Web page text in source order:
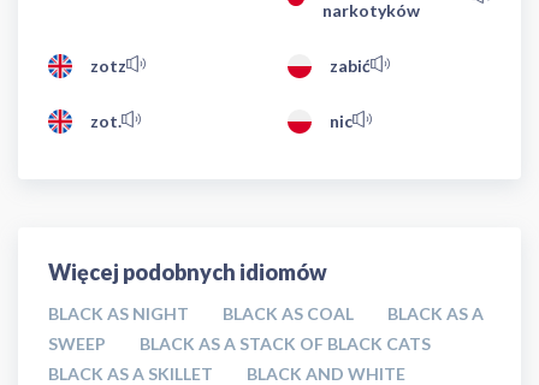
narkotyków
zotz zabić
zot. nic
Więcej podobnych idiomów
BLACK AS NIGHT BLACK AS COAL
BLACK AS A
SWEEP
BLACK AS A STACK OF BLACK CATS
BLACK AS A SKILLET
BLACK AND WHITE